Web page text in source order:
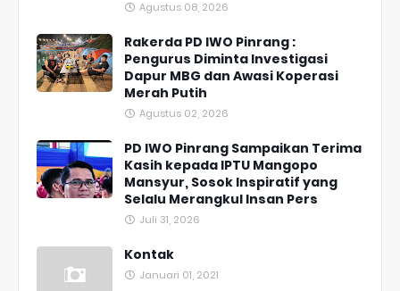
Agustus 08, 2026
Rakerda PD IWO Pinrang :
Pengurus Diminta Investigasi
Dapur MBG dan Awasi Koperasi
Merah Putih
Agustus 02, 2026
PD IWO Pinrang Sampaikan Terima
Kasih kepada IPTU Mangopo
Mansyur, Sosok Inspiratif yang
Selalu Merangkul Insan Pers
Juli 31, 2026
Kontak
Januari 01, 2021